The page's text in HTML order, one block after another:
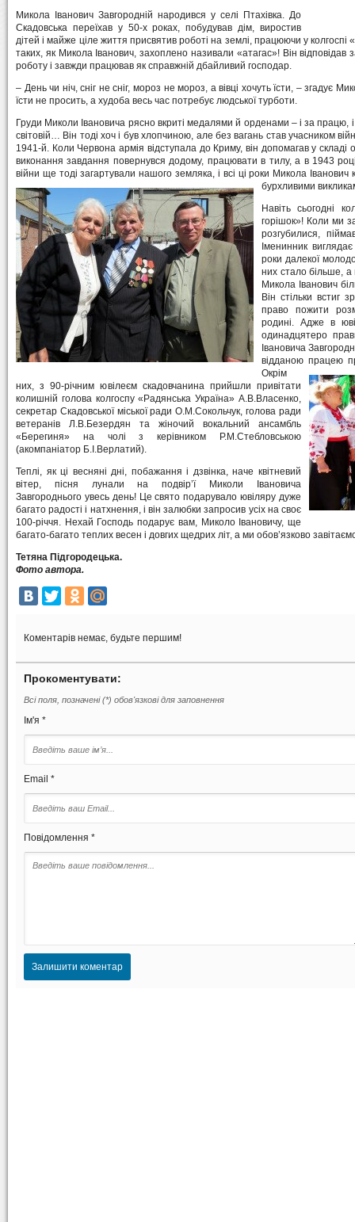
Микола Іванович Завгородній народився у селі Птахівка. До
Скадовська переїхав у 50-х роках, побудував дім, виростив
дітей і майже ціле життя присвятив роботі на землі, працюючи у
таких, як Микола Іванович, захоплено називали «атагас»! Він відповідав
роботу і завжди працював як справжній дбайливий господар.
– День чи ніч, сніг не сніг, мороз не мороз, а вівці хочуть їсти, – згадує
їсти не просить, а худоба весь час потребує людської турботи.
Груди Миколи Івановича рясно вкриті медалями й орденами – і за працю,
світовій… Він тоді хоч і був хлопчиною, але без вагань став учасником
1941-й. Коли Червона армія відступала до Криму, він допомагав у складі
виконання завдання повернувся додому, працювати в тилу, а в 1943
війни ще тоді загартували нашого земляка, і всі ці роки Микола
бурхливими
Навіть сьогодні
горішок»! Коли ми
розгубилися,
Іменинник
роки далекої
них стало більше,
Микола Іванович
Він стільки встиг
право пожити
родині. Адже в
одинадцятеро
Івановича
відданою працею
Окрім
них, з 90-річним ювілеєм скадовчанина прийшли привітати
колишній голова колгоспу «Радянська Україна» А.В.Власенко,
секретар Скадовської міської ради О.М.Сокольчук, голова ради
ветеранів Л.В.Безердян та жіночий вокальний ансамбль
«Берегиня» на чолі з керівником Р.М.Стебловською
(акомпаніатор Б.І.Верлатий).
Теплі, як ці весняні дні, побажання і дзвінка, наче квітневий
вітер, пісня лунали на подвір’ї Миколи Івановича
Завгороднього увесь день! Це свято подарувало ювіляру дуже
багато радості і натхнення, і він залюбки запросив усіх на своє
100-річчя. Нехай Господь подарує вам, Миколо Івановичу, ще
багато-багато теплих весен і довгих щедрих літ, а ми обов’язково
Тетяна Підгородецька.
Фото автора.
Коментарів немає, будьте першим!
Прокоментувати:
Всі поля, позначені (*) обов'язкові для заповнення
Ім'я *
Email *
Повідомлення *